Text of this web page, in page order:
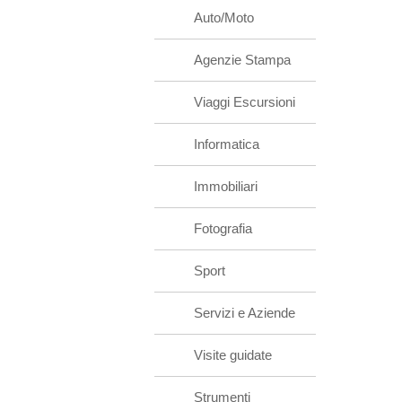
Auto/Moto
Agenzie Stampa
Viaggi Escursioni
Informatica
Immobiliari
Fotografia
Sport
Servizi e Aziende
Visite guidate
Strumenti